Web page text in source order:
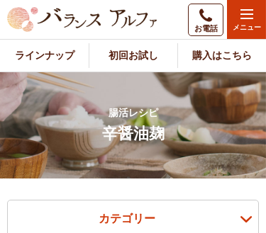
お電話
ラインナップ 初回お試し 購入はこちら
腸活レシピ
辛醤油麹
カテゴリー